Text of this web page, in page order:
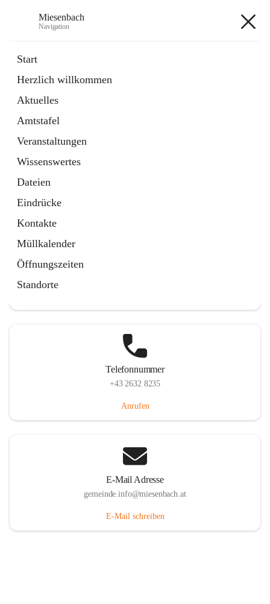
Miesenbach
Navigation
Start
Herzlich willkommen
Aktuelles
Amtstafel
Veranstaltungen
Wissenswertes
Dateien
Eindrücke
Kontakte
Müllkalender
Öffnungszeiten
Standorte
Externe Webseite
in
Tab
Region Schneebergland
Externe Webseite
öffnet
in
neuem
Tab
Telefonnummer
+43 2632 8235
Anrufen
E-Mail Adresse
gemeinde.info@miesenbach.at
E-Mail schreiben